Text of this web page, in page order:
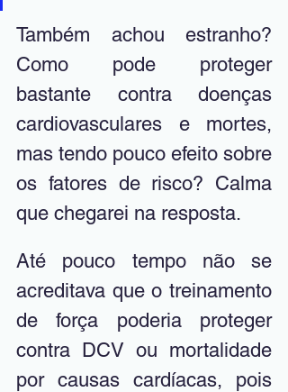
Também achou estranho?
Como pode proteger
bastante contra doenças
cardiovasculares e mortes,
mas tendo pouco efeito sobre
os fatores de risco? Calma
que chegarei na resposta.
Até pouco tempo não se
acreditava que o treinamento
de força poderia proteger
contra DCV ou mortalidade
por causas cardíacas, pois